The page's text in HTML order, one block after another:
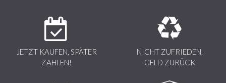
JETZT KAUFEN, SPÄTER
ZAHLEN!
NICHT ZUFRIEDEN,
GELD ZURÜCK